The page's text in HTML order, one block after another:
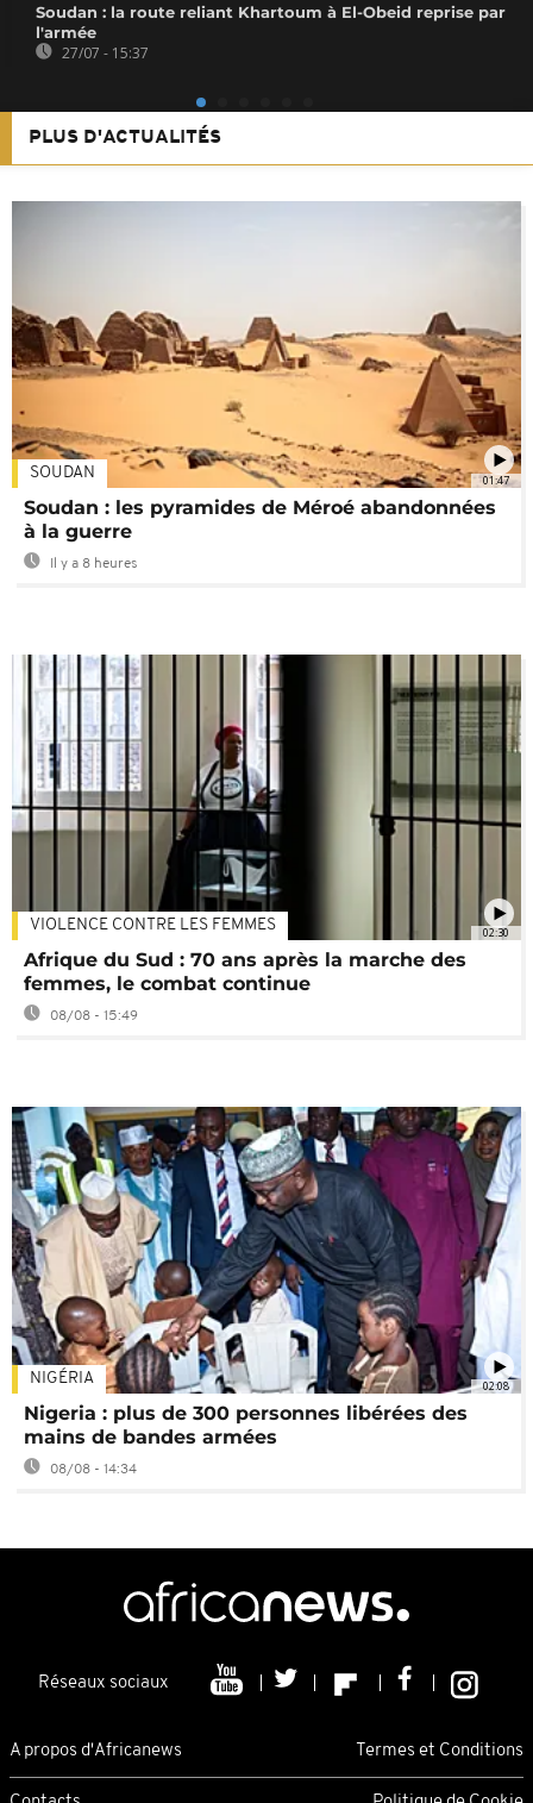
Soudan : la route reliant Khartoum à El-Obeid reprise par
l'armée
27/07 - 15:37
PLUS D'ACTUALITÉS
01:47
SOUDAN
Soudan : les pyramides de Méroé abandonnées
à la guerre
Il y a 8 heures
02:30
VIOLENCE CONTRE LES FEMMES
Afrique du Sud : 70 ans après la marche des
femmes, le combat continue
08/08 - 15:49
02:08
NIGÉRIA
Nigeria : plus de 300 personnes libérées des
mains de bandes armées
08/08 - 14:34
Réseaux sociaux
A propos d'Africanews Termes et Conditions